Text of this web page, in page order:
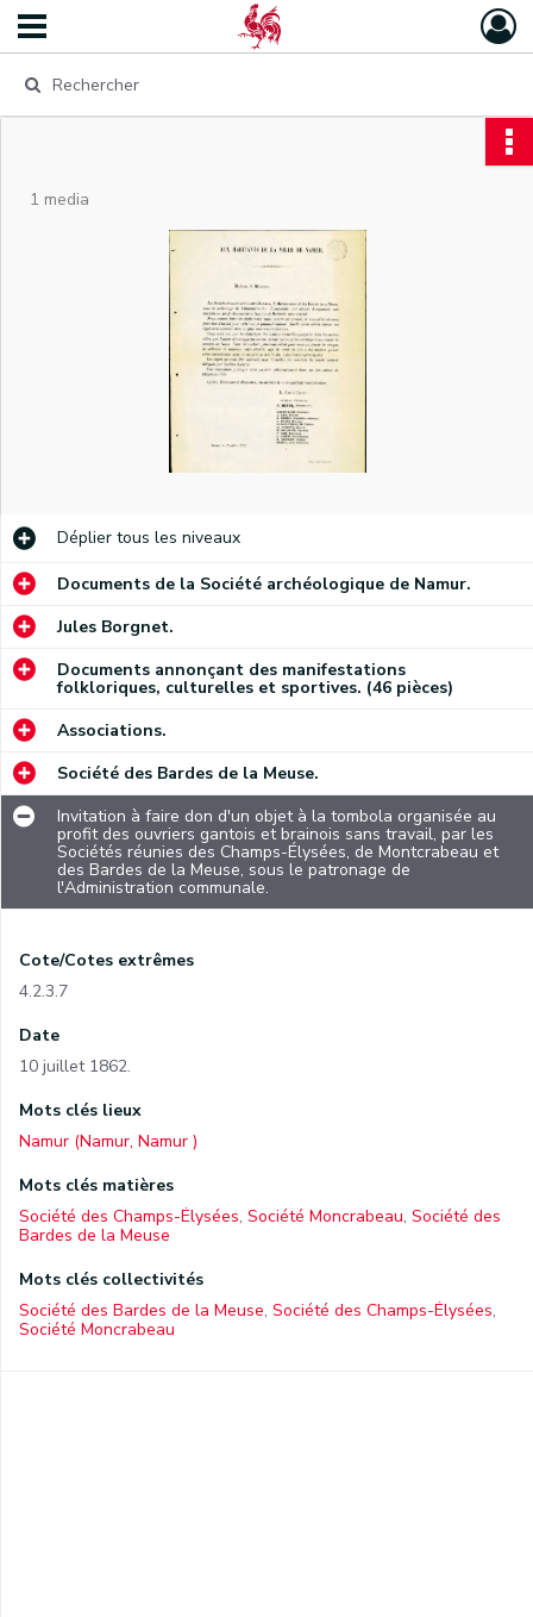
1 media
Déplier tous les niveaux
Documents de la Société archéologique de Namur.
Jules Borgnet.
Documents annonçant des manifestations
folkloriques, culturelles et sportives. (46 pièces)
Associations.
Société des Bardes de la Meuse.
Invitation à faire don d'un objet à la tombola organisée au
profit des ouvriers gantois et brainois sans travail, par les
Sociétés réunies des Champs-Élysées, de Montcrabeau et
des Bardes de la Meuse, sous le patronage de
l'Administration communale.
Cote/Cotes extrêmes
4.2.3.7
Date
10 juillet 1862.
Mots clés lieux
Namur (Namur, Namur )
Mots clés matières
Société des Champs-Élysées, Société Moncrabeau, Société des
Bardes de la Meuse
Mots clés collectivités
Société des Bardes de la Meuse, Société des Champs-Élysées,
Société Moncrabeau